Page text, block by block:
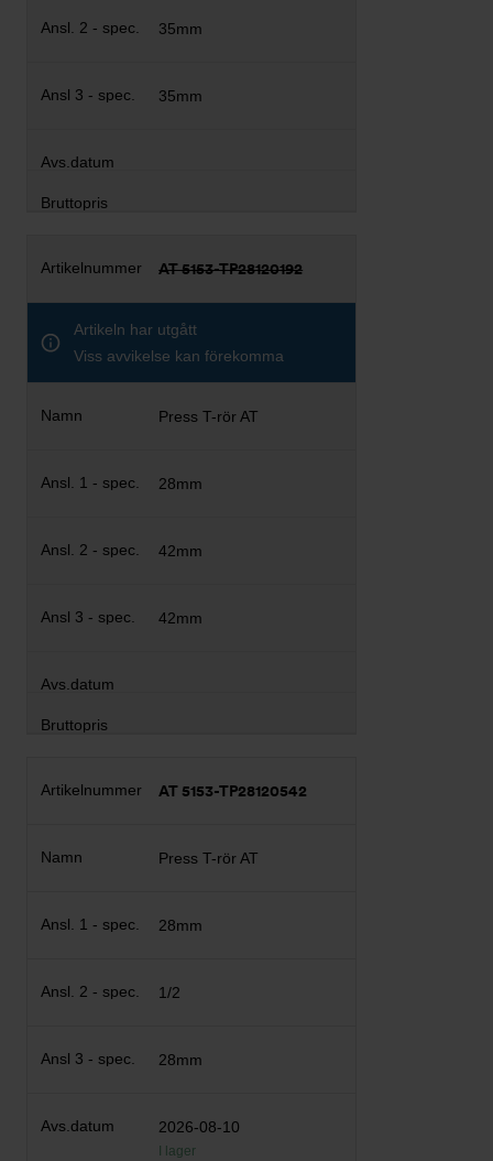
35mm
35mm
AT 5153-TP28120192
Artikeln har utgått
Viss avvikelse kan förekomma
Press T-rör AT
28mm
42mm
42mm
AT 5153-TP28120542
Press T-rör AT
28mm
1/2
28mm
2026-08-10
I lager